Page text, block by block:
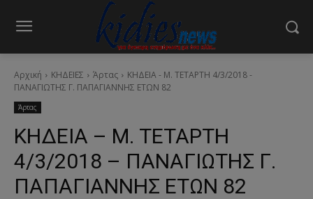
Αρχική ΚΗΔΕΙΕΣ Άρτας
ΚΗΔΕΙΑ - Μ. ΤΕΤΑΡΤΗ 4/3/2018 -
ΠΑΝΑΓΙΩΤΗΣ Γ. ΠΑΠΑΓΙΑΝΝΗΣ ΕΤΩΝ 82
Άρτας
ΚΗΔΕΙΑ – Μ. ΤΕΤΑΡΤΗ
4/3/2018 – ΠΑΝΑΓΙΩΤΗΣ Γ.
ΠΑΠΑΓΙΑΝΝΗΣ ΕΤΩΝ 82